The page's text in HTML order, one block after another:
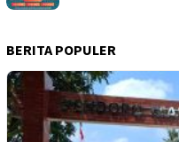
BERITA POPULER